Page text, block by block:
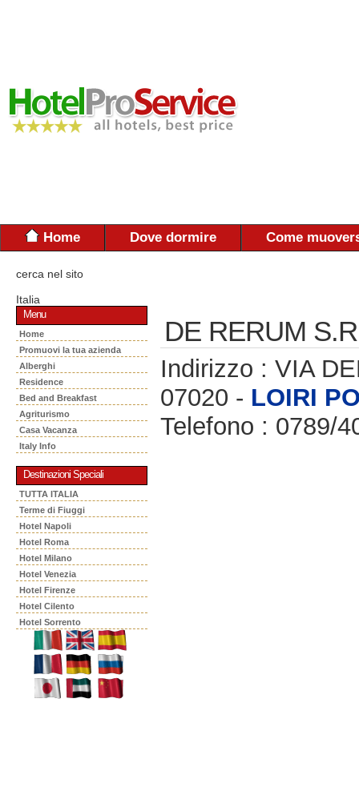
Home Dove dormire Come
cerca nel sito
Italia
Menu
Home
Promuovi la tua azienda
Alberghi
Residence
Bed and Breakfast
Agriturismo
Casa Vacanza
Italy Info
Destinazioni Speciali
TUTTA ITALIA
Terme di Fiuggi
Hotel Napoli
Hotel Roma
Hotel Milano
Hotel Venezia
Hotel Firenze
Hotel Cilento
Hotel Sorrento
DE RERUM
Indirizzo : VIA
07020 - LOIRI
Telefono : 0789/